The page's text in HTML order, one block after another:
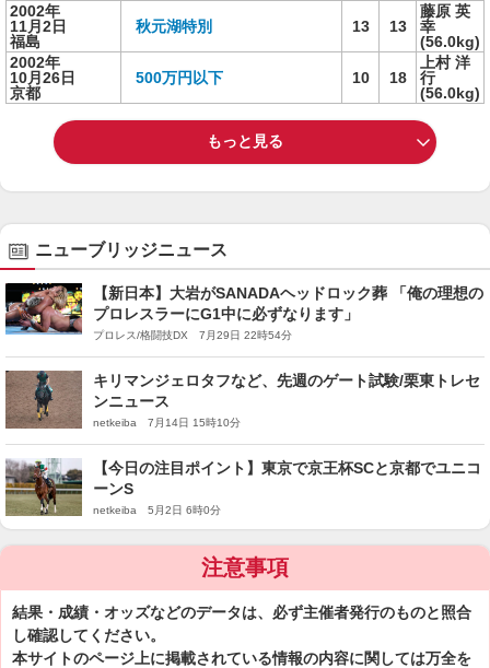
2002年
11月2日
福島
秋元湖特別 13 13
藤原 英
幸
(56.0kg)
2002年
10月26日
京都
500万円以下 10 18
上村 洋
行
(56.0kg)
もっと見る
ニューブリッジニュース
【新日本】大岩がSANADAヘッドロック葬 「俺の理想の
プロレスラーにG1中に必ずなります」
プロレス/格闘技DX 7月29日 22時54分
キリマンジェロタフなど、先週のゲート試験/栗東トレセ
ンニュース
netkeiba 7月14日 15時10分
【今日の注目ポイント】東京で京王杯SCと京都でユニコ
ーンS
netkeiba 5月2日 6時0分
注意事項
結果・成績・オッズなどのデータは、必ず主催者発行のものと照合
し確認してください。
本サイトのページ上に掲載されている情報の内容に関しては万全を